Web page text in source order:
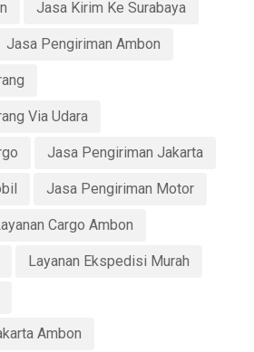
Jasa Kirim Ke Surabaya
Jasa Pengiriman Ambon
Via Udara
Jasa Pengiriman Jakarta
Jasa Pengiriman Motor
Cargo Ambon
Layanan Ekspedisi Murah
Ambon